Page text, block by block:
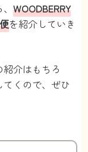
、WOODBERRY
を紹介していき
介はもちろ
くので、ぜひ